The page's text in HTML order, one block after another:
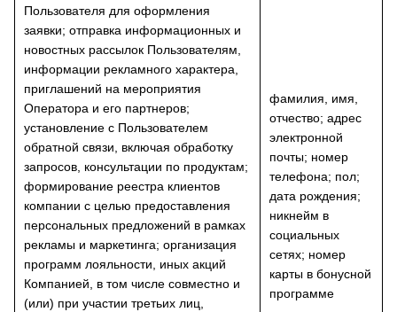
Пользователя для оформления
заявки; отправка информационных и
новостных рассылок Пользователям,
информации рекламного характера,
приглашений на мероприятия
Оператора и его партнеров;
установление с Пользователем
обратной связи, включая обработку
запросов, консультации по продуктам;
формирование реестра клиентов
компании с целью предоставления
персональных предложений в рамках
рекламы и маркетинга; организация
программ лояльности, иных акций
Компанией, в том числе совместно и
(или) при участии третьих лиц,
фамилия, имя,
отчество; адрес
электронной
почты; номер
телефона; пол;
дата рождения;
никнейм в
социальных
сетях; номер
карты в бонусной
программе